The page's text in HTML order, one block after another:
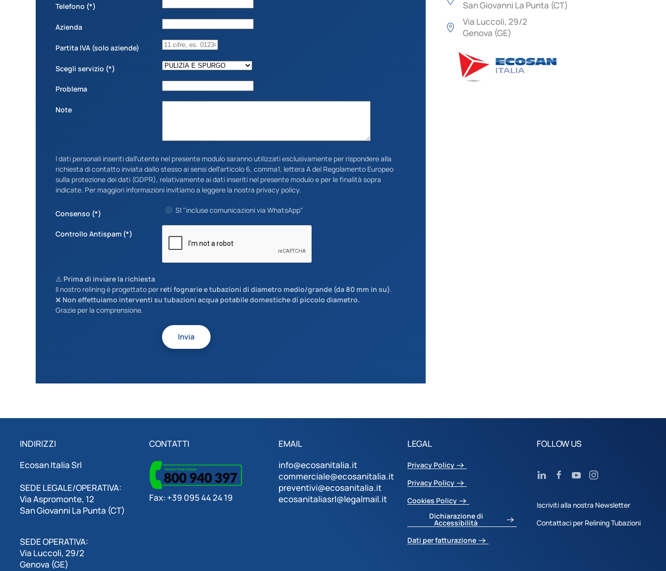
Telefono (*)
Azienda
Partita IVA (solo aziende)
Scegli servizio (*)
Problema
Note
I dati personali inseriti dall'utente nel presente modulo saranno utilizzati esclusivamente per rispondere alla
richiesta di contatto inviata dallo stesso ai sensi dell'articolo 6, comma1, lettera A del Regolamento Europeo
sulla protezione dei dati (GDPR), relativamente ai dati inseriti nel presente modulo e per le finalità sopra
indicate. Per maggiori informazioni invitiamo a leggere la nostra privacy policy.
Consenso (*) SI "incluse comunicazioni via WhatsApp"
Controllo Antispam (*)
⚠️ Prima di inviare la richiesta
Il nostro relining è progettato per reti fognarie e tubazioni di diametro medio/grande (da 80 mm in su).
❌ Non effettuiamo interventi su tubazioni acqua potabile domestiche di piccolo diametro.
Grazie per la comprensione.
Invia
San Giovanni La Punta (CT)
Via Luccoli, 29/2
Genova (GE)
INDIRIZZI
Ecosan Italia Srl
SEDE LEGALE/OPERATIVA:
Via Aspromonte, 12
San Giovanni La Punta (CT)
SEDE OPERATIVA:
Via Luccoli, 29/2
Genova (GE)
CONTATTI
Fax: +39 095 44 24 19
EMAIL
info@ecosanitalia.it
commerciale@ecosanitalia.it
preventivi@ecosanitalia.it
ecosanitaliasrl@legalmail.it
LEGAL
Privacy Policy
Privacy Policy
Cookies Policy
Dichiarazione di
Accessibilità
Dati per fatturazione
FOLLOW US
Iscriviti alla nostra Newsletter
Contattaci per Relining Tubazioni